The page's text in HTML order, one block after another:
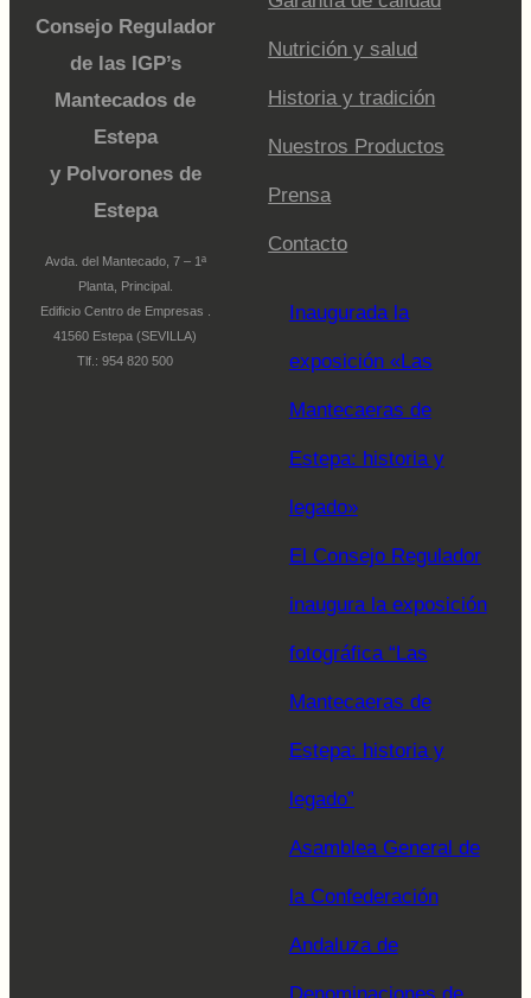
Consejo Regulador
de las IGP’s
Mantecados de
Estepa
y Polvorones de
Estepa
Avda. del Mantecado, 7 – 1ª
Planta, Principal.
Edificio Centro de Empresas .
41560 Estepa (SEVILLA)
Tlf.: 954 820 500
Nutrición y salud
Historia y tradición
Nuestros Productos
Prensa
Contacto
Inaugurada la
exposición «Las
Mantecaeras de
Estepa: historia y
legado»
El Consejo Regulador
inaugura la exposición
fotográfica “Las
Mantecaeras de
Estepa: historia y
legado”
Asamblea General de
la Confederación
Andaluza de